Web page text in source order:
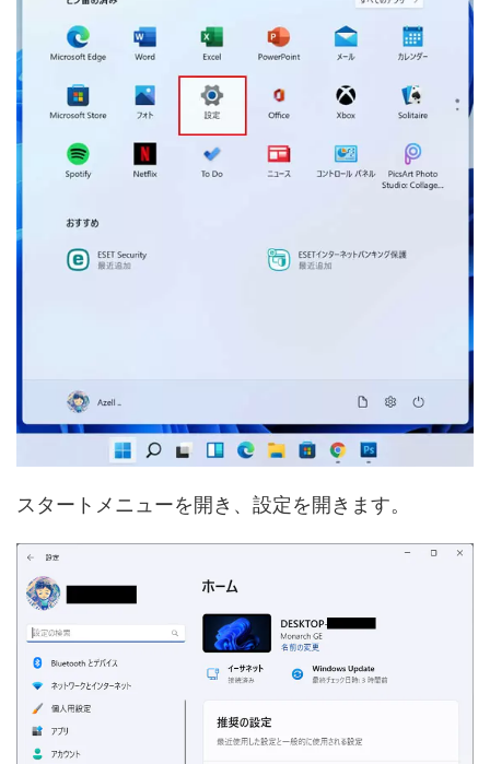
スタートメニューを開き、設定を開きます。